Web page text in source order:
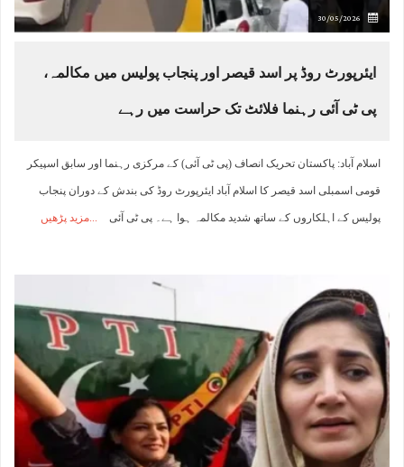
30/05/2026
ایئرپورٹ روڈ پر اسد قیصر اور پنجاب پولیس میں مکالمہ،
پی ٹی آئی رہنما فلائٹ تک حراست میں رہے
اسلام آباد: پاکستان تحریک انصاف (پی ٹی آئی) کے مرکزی رہنما اور سابق اسپیکر
قومی اسمبلی اسد قیصر کا اسلام آباد ایئرپورٹ روڈ کی بندش کے دوران پنجاب
پولیس کے اہلکاروں کے ساتھ شدید مکالمہ ہوا ہے۔ پی ٹی آئی مزید پڑھیں